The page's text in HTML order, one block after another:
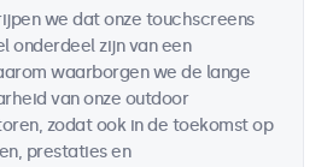
we dat onze touchscreens
onderdeel zijn van een
waarborgen we de lange
van onze outdoor
zodat ook in de toekomst op
prestaties en